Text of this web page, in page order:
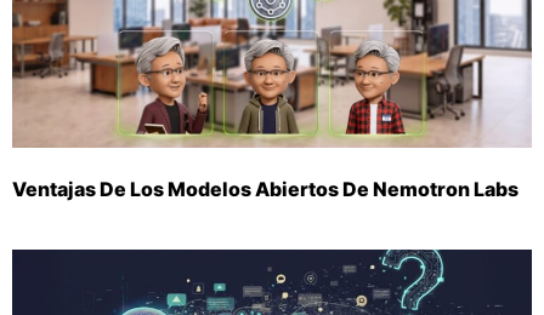
Ventajas De Los Modelos Abiertos De Nemotron Labs